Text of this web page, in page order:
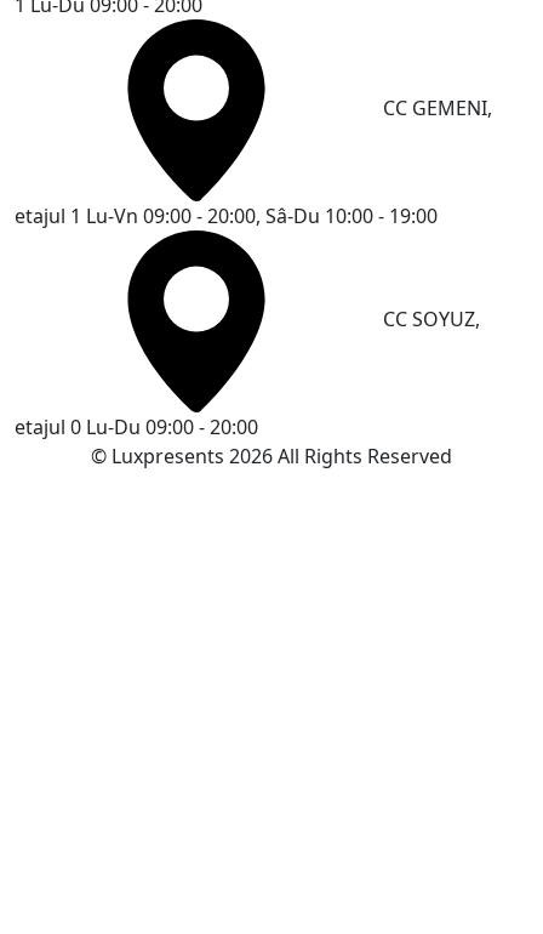
CC GEMENI,
etajul 1 Lu-Vn 09:00 - 20:00, Sâ-Du 10:00 - 19:00
CC SOYUZ,
etajul 0 Lu-Du 09:00 - 20:00
© Luxpresents 2026 All Rights Reserved